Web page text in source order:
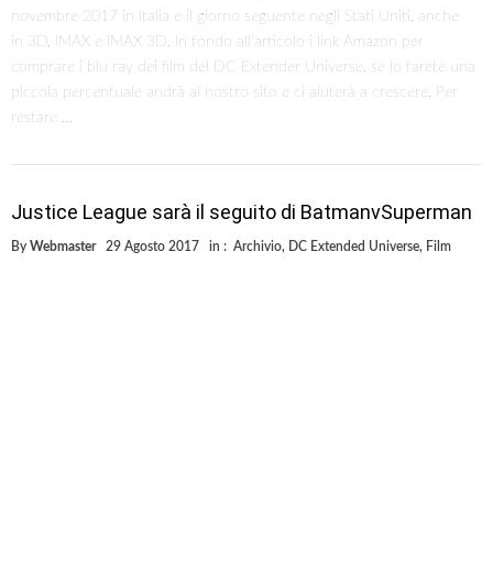
novembre 2017 in Italia e il giorno seguente negli Stati Uniti, anche
in 3D, IMAX e IMAX 3D. In fondo all’articolo i link Amazon per
comprare i blu ray dei film del DC Extender Universe, se lo farete una
piccola percentuale andrà al nostro sito e ci aiuterà a crescere. Per
restare …
Justice League sarà il seguito di BatmanvSuperman
By Webmaster 29 Agosto 2017 in : Archivio, DC Extended Universe, Film